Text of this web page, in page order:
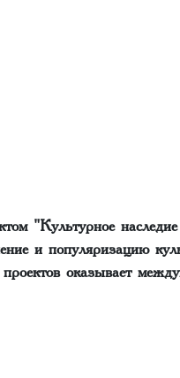
"Культурное
и популяризацию
оказывает